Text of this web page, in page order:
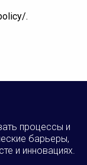
.
процессы и
барьеры,
и инновациях.